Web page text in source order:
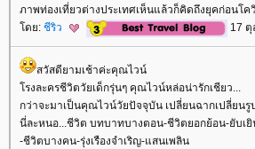
ภาพท่องเที่ยวต่างประเทศเห็นแล้วก็คิดถึงยุคก่อนโค
ดย: ชีริว 17 ตุ
สวัสดียามเช้าค่ะคุณไวน์
รงละครชีวิตวัยเด็กรุ่นๆ คุณไวน์หล่อน่ารักเชียว...
กว่าจะมาเป็นคุณไวน์วัยปัจจุบัน เปลี่ยนฉากเปลี่ย
นี่ละหนอ...ชีวิต บทบาทบางตอน-ชีวิตยอกย้อน-ยับเยิ
-ชีวิตบางคน-รุ่งเรืองจำเริญ-แสนเพลิน